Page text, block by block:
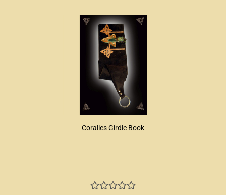
Coralies Girdle Book